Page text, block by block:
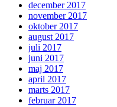
december 2017
november 2017
oktober 2017
august 2017
juli 2017
juni 2017
maj 2017
april 2017
marts 2017
februar 2017